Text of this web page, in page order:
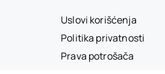
Uslovi korišćenja
Politika privatnosti
Prava potrošača